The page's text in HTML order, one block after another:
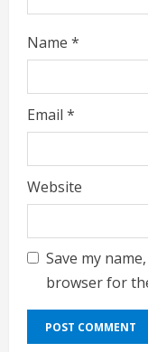
Name *
Email *
Website
Save my
browser for